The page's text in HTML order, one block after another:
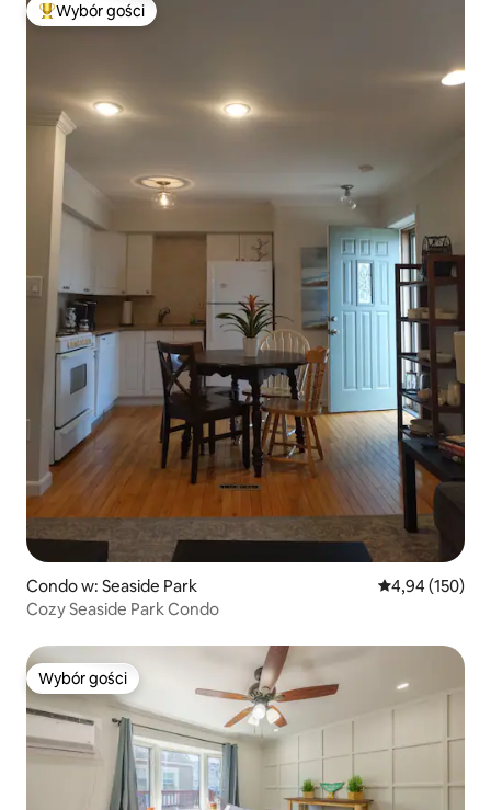
Najpopularniejsze z kategorii Wybór gości
Wybór gości
Condo w: Seaside Park Średnia
4,94 (150)
Cozy Seaside Park Condo
Wybór gości
Wybór gości